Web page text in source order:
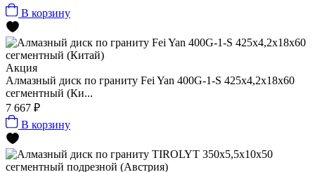
В корзину
Акция
Алмазный диск по граниту Fei Yan 400G-1-S 425x4,2x18x60
сегментный (Ки...
7 667 ₽
В корзину